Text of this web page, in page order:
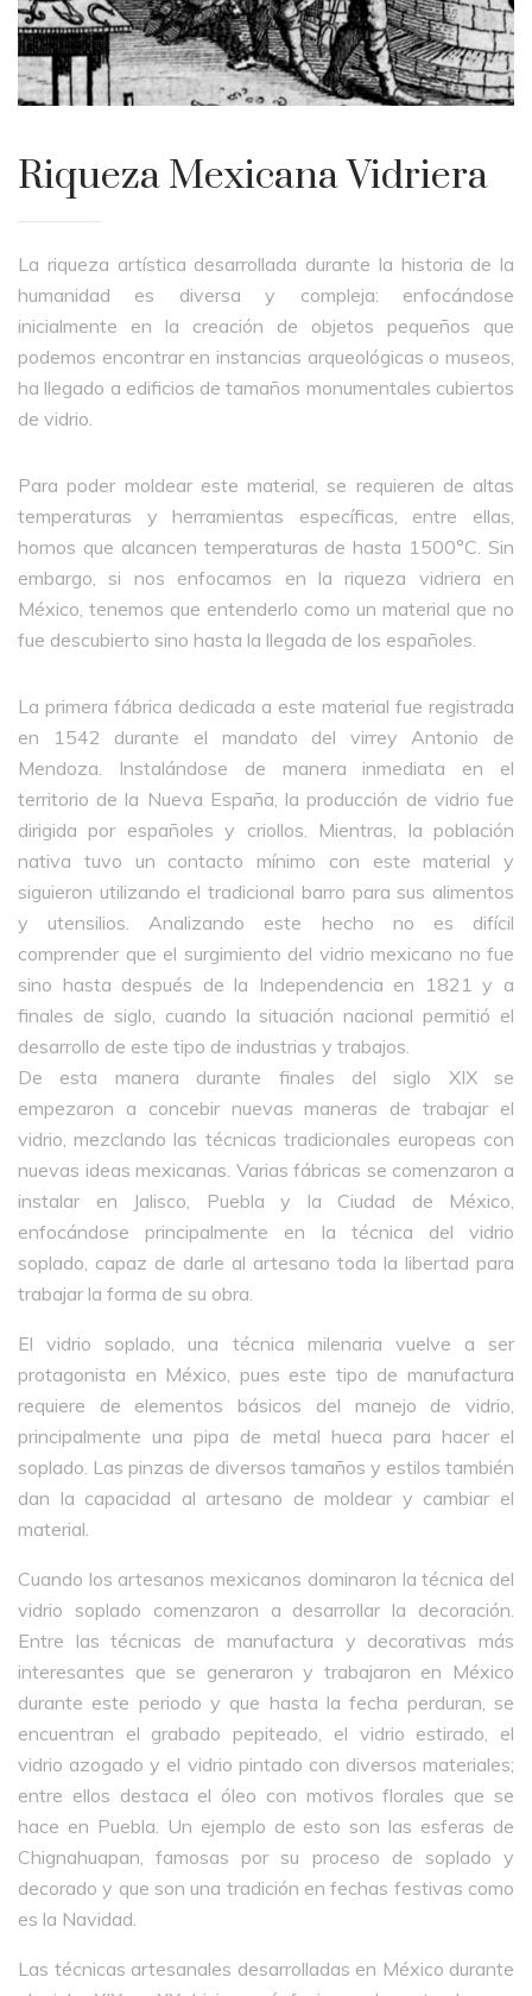
Riqueza Mexicana Vidriera
La riqueza artística desarrollada durante la historia de la
humanidad es diversa y compleja: enfocándose
inicialmente en la creación de objetos pequeños que
podemos encontrar en instancias arqueológicas o museos,
ha llegado a edificios de tamaños monumentales cubiertos
de vidrio.
Para poder moldear este material, se requieren de altas
temperaturas y herramientas específicas, entre ellas,
hornos que alcancen temperaturas de hasta 1500°C. Sin
embargo, si nos enfocamos en la riqueza vidriera en
México, tenemos que entenderlo como un material que no
fue descubierto sino hasta la llegada de los españoles.
La primera fábrica dedicada a este material fue registrada
en 1542 durante el mandato del virrey Antonio de
Mendoza. Instalándose de manera inmediata en el
territorio de la Nueva España, la producción de vidrio fue
dirigida por españoles y criollos. Mientras, la población
nativa tuvo un contacto mínimo con este material y
siguieron utilizando el tradicional barro para sus alimentos
y utensilios. Analizando este hecho no es difícil
comprender que el surgimiento del vidrio mexicano no fue
sino hasta después de la Independencia en 1821 y a
finales de siglo, cuando la situación nacional permitió el
desarrollo de este tipo de industrias y trabajos.
De esta manera durante finales del siglo XIX se
empezaron a concebir nuevas maneras de trabajar el
vidrio, mezclando las técnicas tradicionales europeas con
nuevas ideas mexicanas. Varias fábricas se comenzaron a
instalar en Jalisco, Puebla y la Ciudad de México,
enfocándose principalmente en la técnica del vidrio
soplado, capaz de darle al artesano toda la libertad para
trabajar la forma de su obra.
El vidrio soplado, una técnica milenaria vuelve a ser
protagonista en México, pues este tipo de manufactura
requiere de elementos básicos del manejo de vidrio,
principalmente una pipa de metal hueca para hacer el
soplado. Las pinzas de diversos tamaños y estilos también
dan la capacidad al artesano de moldear y cambiar el
material.
Cuando los artesanos mexicanos dominaron la técnica del
vidrio soplado comenzaron a desarrollar la decoración.
Entre las técnicas de manufactura y decorativas más
interesantes que se generaron y trabajaron en México
durante este periodo y que hasta la fecha perduran, se
encuentran el grabado pepiteado, el vidrio estirado, el
vidrio azogado y el vidrio pintado con diversos materiales;
entre ellos destaca el óleo con motivos florales que se
hace en Puebla. Un ejemplo de esto son las esferas de
Chignahuapan, famosas por su proceso de soplado y
decorado y que son una tradición en fechas festivas como
es la Navidad.
Las técnicas artesanales desarrolladas en México durante